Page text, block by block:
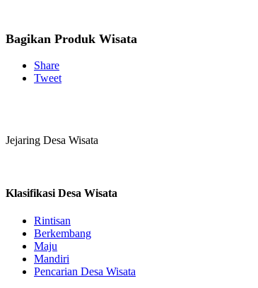
Bagikan Produk Wisata
Share
Tweet
Jejaring Desa Wisata
Klasifikasi Desa Wisata
Rintisan
Berkembang
Maju
Mandiri
Pencarian Desa Wisata